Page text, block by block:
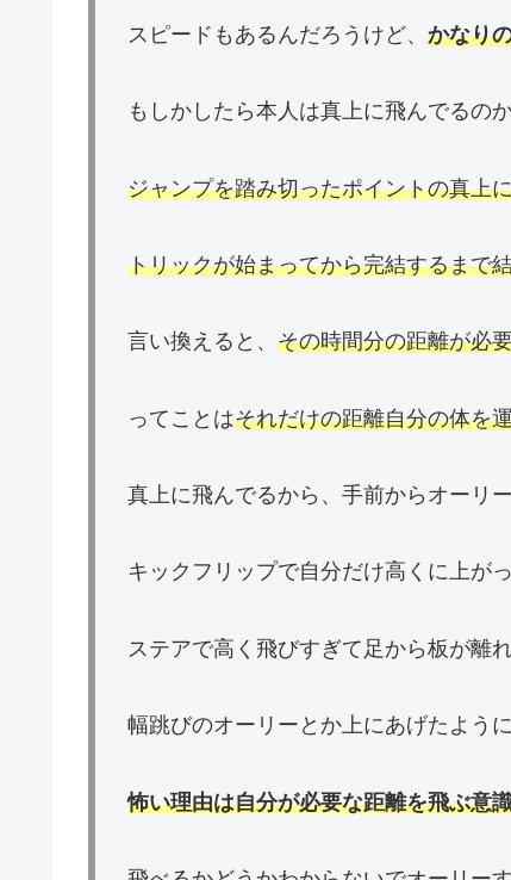
スピードもあるんだろうけど、 かなり
もしかしたら本人は真上に飛んでるの
ジャンプを踏み切ったポイントの真上
トリックが始まってから完結するまで
言い換えると、 その時間分の距離が必
ってことはそれだけの距離自分の体を
真上に飛んでるから、手前からオーリ
キックフリップで自分だけ高くに上が
ステアで高く飛びすぎて足から板が離
幅跳びのオーリーとか上にあげたように
怖い理由は自分が必要な距離を飛ぶ意